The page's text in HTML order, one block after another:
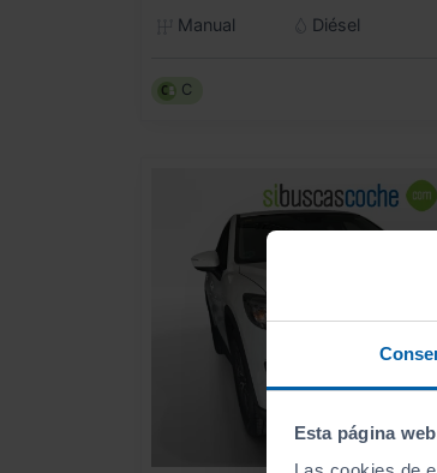
Esta página
Manual
Diésel
C